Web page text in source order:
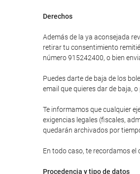
Derechos
Además de la ya aconsejada
retirar tu consentimiento
número 915242400, o bien
Puedes darte de baja de los
email que quieres dar de baja,
Te informamos que cualquier
exigencias legales (fiscales,
quedarán archivados por
En todo caso, te recordamos
Procedencia y tipo de datos